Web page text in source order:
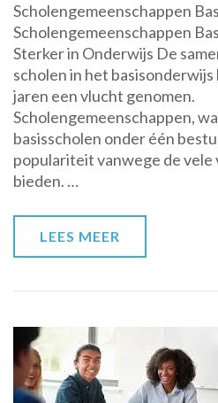
Sterker:
De
Kracht
van
in
het
Scholengemeenschappen
Scholengemeenschappen
Sterker in Onderwijs De
scholen in het
jaren een vlucht genomen.
Scholengemeenschappen,
basisscholen onder één
populariteit vanwege de vele
bieden. …
LEES MEER